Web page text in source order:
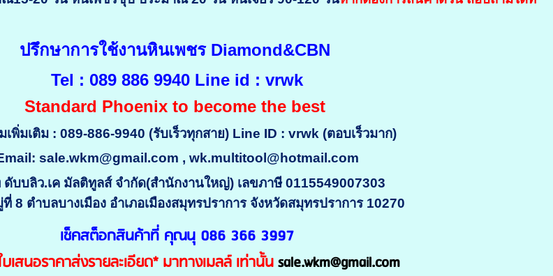
ปรึกษาการใช้งานหินเพชร Diamond&CBN
Tel : 089 886 9940 Line id : vrwk
Standard Phoenix to become the best
เพิ่มเติม : 089-886-9940 (รับเร็วทุกสาย) Line ID : vrwk (ตอบเร็วมาก)
sale.wkm@gmail.com , wk.multitool@hotmail.com
ดับบลิว.เค มัลติทูลส์ จำกัด(สำนักงานใหญ่) เลขภาษี 0115549007303
8 ตำบลบางเมือง อำเภอเมืองสมุทรปราการ จังหวัดสมุทรปราการ 10270
เช็คสต็อกสินค้าที่ คุณนุ 086 366 3997
เสนอราคาส่งรายละเอียด* มาทางเมลล์ เท่านั้นsale.wkm@gmail.com